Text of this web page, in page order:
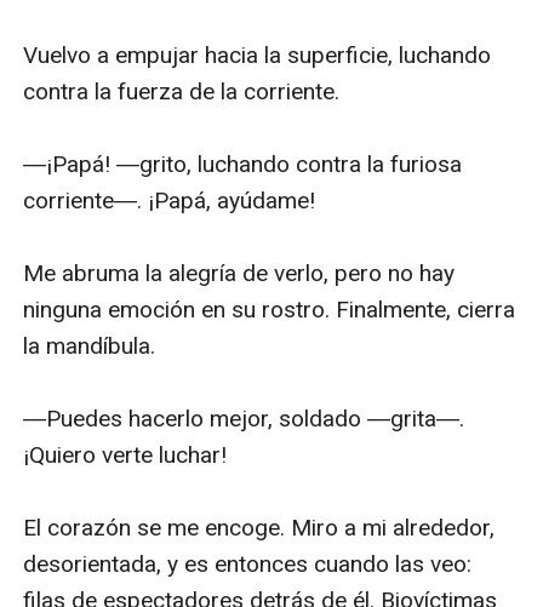
vuelta a través de unos Estados Unidos
postapocalípticos, esta vez viajando hacia el oeste, a
sobrevivientes, de su padre. Tendría que abrirse paso a
través de una tierra transformada por el apocalipsis,
peligros, a manadas ambulantes de bandas violentas,
con pocos recursos y provisiones. Sería una travesía
de tres mil kilómetros hacia un s******o seguro. Y si
Pero eso no es lo peor: hay algo más en su camino. La
Arena 3. La mayor arena que queda en lo que fue
aquella de la que nadie sobrevive. La que, ella sabe,
pondrá a prueba el límite de todo lo que ella es.
¿Arriesgará todo por los demás?